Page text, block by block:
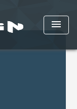
menu